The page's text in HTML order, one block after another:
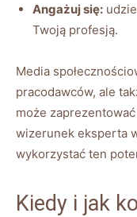
Angażuj się:
Twoją profesją.
Media
pracodawców, ale
może
wizerunek eksperta
wykorzystać ten
Kiedy i jak